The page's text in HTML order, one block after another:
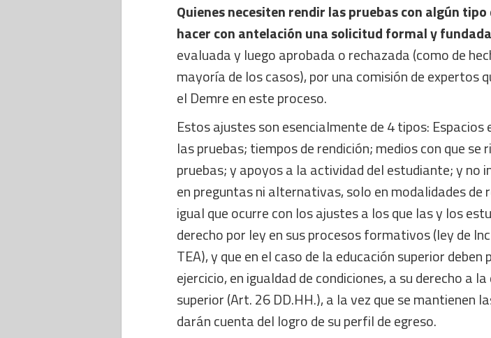
Quienes necesiten rendir las pruebas con algún
hacer con antelación una solicitud formal y fundada
evaluada y luego aprobada o rechazada (como de
mayoría de los casos), por una comisión de expertos
el Demre en este proceso.
Estos ajustes son esencialmente de 4 tipos: Espacios
las pruebas; tiempos de rendición; medios con que se
pruebas; y apoyos a la actividad del estudiante; y no
en preguntas ni alternativas, solo en modalidades de
igual que ocurre con los ajustes a los que las y los
derecho por ley en sus procesos formativos (ley de
TEA), y que en el caso de la educación superior deben
ejercicio, en igualdad de condiciones, a su derecho a
superior (Art. 26 DD.HH.), a la vez que se mantienen
darán cuenta del logro de su perfil de egreso.